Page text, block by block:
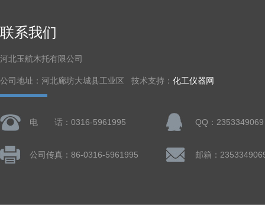
联系我们
河北玉航木托有限公司
公司地址：河北廊坊大城县工业区 技术支持： 化工仪器网
电 话：0316-5961995 QQ：2353349069
公司传真：86-0316-5961995 邮箱：